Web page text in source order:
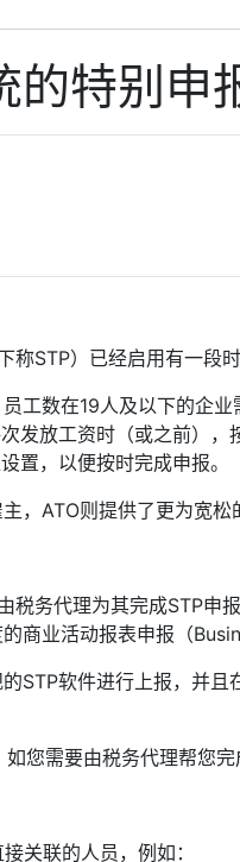
特别申
STP）已经启用有一段
工数在19人及以下的企
发放工资时（或之前）
置，以便按时完成申报。
，ATO则提供了更为宽松
税务代理为其完成STP申
商业活动报表申报（
STP软件进行上报，并
您需要由税务代理帮您完
关联的人员，例如：